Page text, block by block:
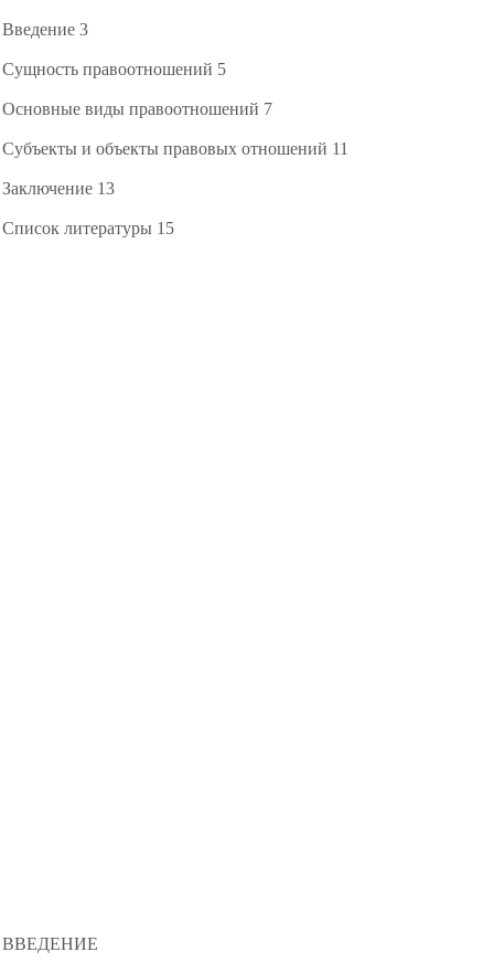
Введение 3
Сущность правоотношений 5
Основные виды правоотношений 7
Субъекты и объекты правовых отношений 11
Заключение 13
Список литературы 15
ВВЕДЕНИЕ